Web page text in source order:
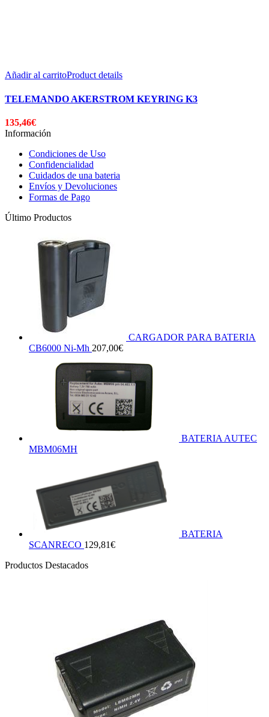
Añadir al carritoProduct details
TELEMANDO AKERSTROM KEYRING K3
135,46€
Información
Condiciones de Uso
Confidencialidad
Cuidados de una bateria
Envíos y Devoluciones
Formas de Pago
Último Productos
CARGADOR PARA BATERIA
CB6000 Ni-Mh 207,00€
BATERIA AUTEC
MBM06MH
BATERIA
SCANRECO 129,81€
Productos Destacados